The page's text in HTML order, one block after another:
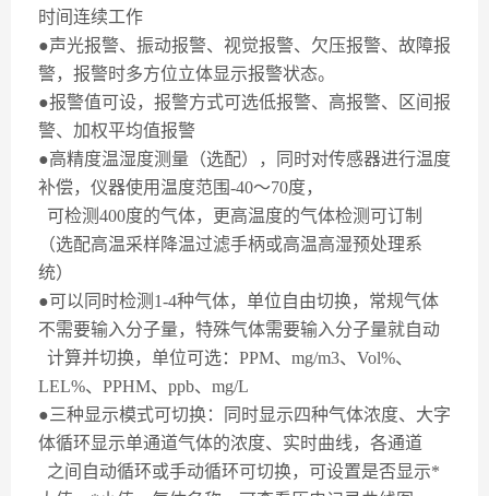
时间连续工作
●声光报警、振动报警、视觉报警、欠压报警、故障报
警，报警时多方位立体显示报警状态。
●报警值可设，报警方式可选低报警、高报警、区间报
警、加权平均值报警
●高精度温湿度测量（选配），同时对传感器进行温度
补偿，仪器使用温度范围-40～70度，
可检测400度的气体，更高温度的气体检测可订制
（选配高温采样降温过滤手柄或高温高湿预处理系
统）
●可以同时检测 1-4种气体，单位自由切换，常规气体
不需要输入分子量，特殊气体需要输入分子量就自动
计算并切换，单位可选： PPM、 mg/m3、 Vol%、
LEL%、 PPHM、 ppb、 mg/L
●三种显示模式可切换：同时显示四种气体浓度、大字
体循环显示单通道气体的浓度、实时曲线，各通道
之间自动循环或手动循环可切换，可设置是否显示*